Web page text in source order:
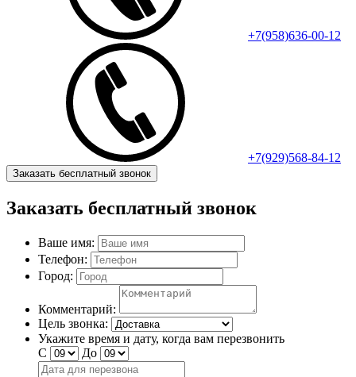
+7(958)636-00-12
+7(929)568-84-12
Заказать бесплатный звонок
Заказать бесплатный звонок
Ваше имя:
Телефон:
Город:
Комментарий:
Цель звонка:
Укажите время и дату, когда вам перезвонить
С
До